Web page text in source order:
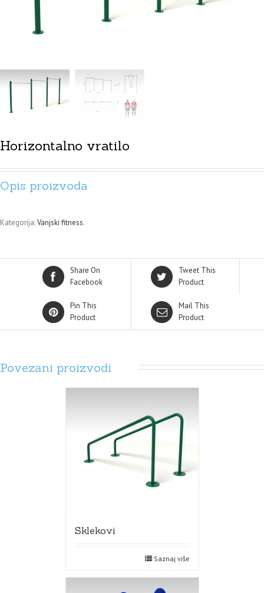
Horizontalno vratilo
Opis proizvoda
Kategorija:Vanjski fitness.
Share On
Facebook
Tweet This
Product
Pin This
Product
Mail This
Product
Povezani proizvodi
Sklekovi
Saznaj više